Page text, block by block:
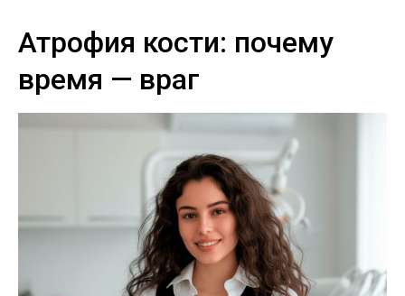
Атрофия кости: почему
время — враг